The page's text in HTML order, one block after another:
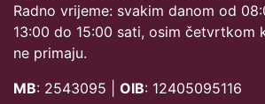
Radno vrijeme: svakim danom od
13:00 do 15:00 sati, osim četvrtkom
ne primaju.
MB: 2543095 | OIB: 12405095116